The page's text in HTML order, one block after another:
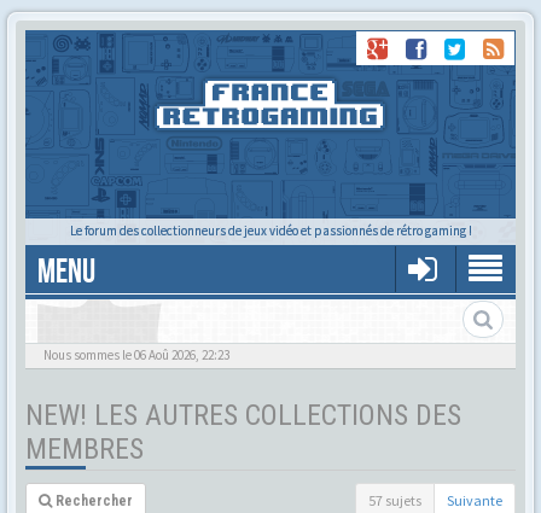
Le forum des collectionneurs de jeux vidéo et passionnés de rétro gaming !
MENU
Les collections en tout genre des membres : jouets, BD, mangas,
figurines, cartes, petits canards en résine et photos ferroviaires...
Nous sommes le 06 Aoû 2026, 22:23
NEW! LES AUTRES COLLECTIONS DES
MEMBRES
Rechercher 57 sujets Suivante